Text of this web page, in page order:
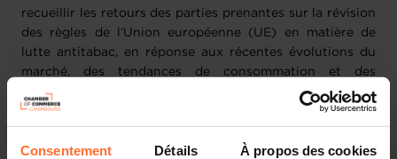
Consentement Détails À propos des cookies
recueillir les retours des parties prenantes sur la révision
des règles de l’Union européenne (UE) en matière de
lutte antitabac, en réponse aux récentes évolutions du
marché, des tendances de consommation et des
pratiques de commercialisation numérique.
2014/40/UE) et la directive sur la publicité en faveur du